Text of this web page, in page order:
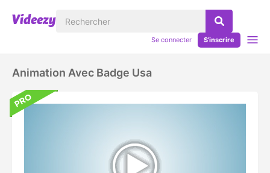
Se connecter S'inscrire
Animation Avec Badge Usa